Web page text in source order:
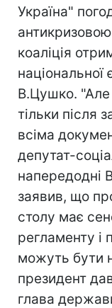
Україна"
антикризовою
коаліція
національної
В.Цушко. "Але
тільки після
всіма
депутат-
напередодні
заявив, що
столу має
регламенту і
можуть бути
президент
глава